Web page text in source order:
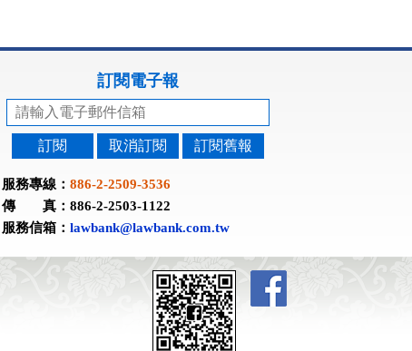
訂閱電子報
訂閱 取消訂閱 訂閱舊報
服務專線： 886-2-2509-3536
傳 真：886-2-2503-1122
服務信箱： lawbank@lawbank.com.tw